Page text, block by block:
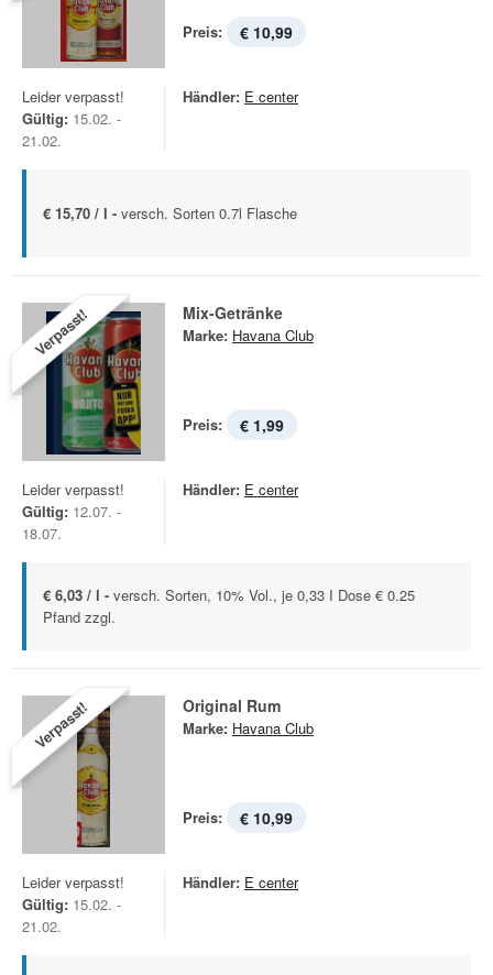
Preis: € 10,99
Leider verpasst!
Gültig: 15.02. -
21.02.
Händler: E center
€ 15,70 / l - versch. Sorten 0.7l Flasche
Verpasst! Mix-Getränke
Marke: Havana Club
Preis: € 1,99
Leider verpasst!
Gültig: 12.07. -
18.07.
Händler: E center
€ 6,03 / l - versch. Sorten, 10% Vol., je 0,33 I Dose € 0.25
Pfand zzgl.
Verpasst! Original Rum
Marke: Havana Club
Preis: € 10,99
Leider verpasst!
Gültig: 15.02. -
21.02.
Händler: E center